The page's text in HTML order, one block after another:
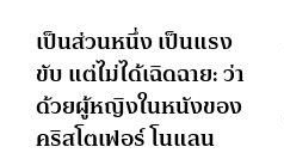
เป็นส่วนหนึ่ง เป็นแรง
ขับ แต่ไม่ได้เฉิดฉาย: ว่า
ด้วยผู้หญิงในหนังของ
คริสโตเฟอร์ โนแลน